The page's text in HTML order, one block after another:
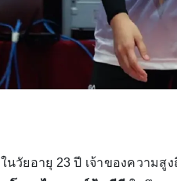
วัยอายุ 23 ปี เจ้าของความสู